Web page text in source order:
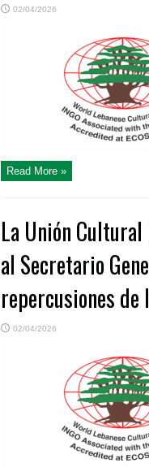
02/04/2026
Read More »
La Unión
al Secretario
repercusiones
02/04/2026